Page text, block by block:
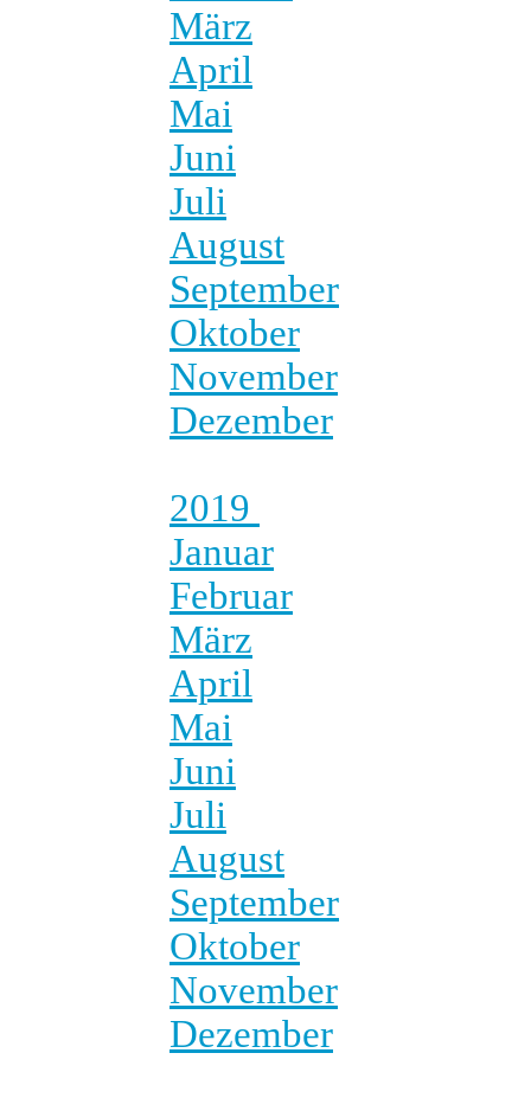
März
April
Mai
Juni
Juli
August
September
Oktober
November
Dezember
2019
Januar
Februar
März
April
Mai
Juni
Juli
August
September
Oktober
November
Dezember